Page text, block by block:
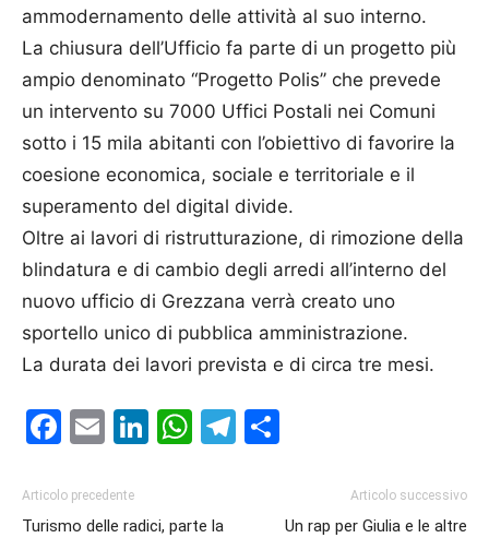
ammodernamento delle attività al suo interno.
La chiusura dell’Ufficio fa parte di un progetto più
ampio denominato “Progetto Polis’’ che prevede
un intervento su 7000 Uffici Postali nei Comuni
sotto i 15 mila abitanti con l’obiettivo di favorire la
coesione economica, sociale e territoriale e il
superamento del digital divide.
Oltre ai lavori di ristrutturazione, di rimozione della
blindatura e di cambio degli arredi all’interno del
nuovo ufficio di Grezzana verrà creato uno
sportello unico di pubblica amministrazione.
La durata dei lavori prevista e di circa tre mesi.
Facebook
EmailLinkedIn
WhatsApp
Telegram
Articolo precedente
Turismo delle radici, parte la
Articolo successivo
Un rap per Giulia e le altre